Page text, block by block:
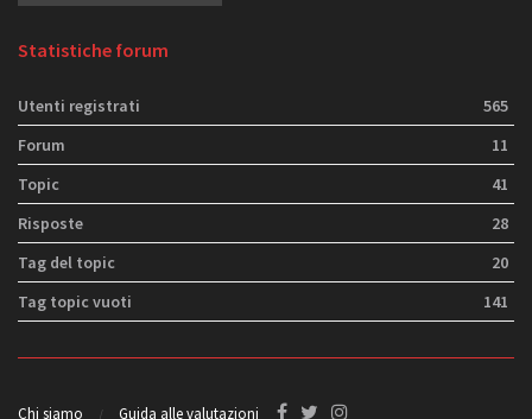
Statistiche forum
Utenti registrati
565
Forum
11
Topic
41
Risposte
28
Tag del topic
20
Tag topic vuoti
141
Chi siamo Guida alle valutazioni